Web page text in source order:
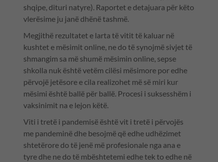
shqipe, dituri natyre). Raportet e detajuara për këto
vlerësime ju janë dhënë tashmë.
Megjithë rezultatet e larta të vitit të kaluar në
kushtet e mësimit online, ne do të synojmë sivjet të
shmangim sa më shumë mësimin online, sepse
shkolla nuk është vetëm cilësi mësimore por edhe
përvojë jetësore e cila realizohet më së miri kur
mësimi është ballë për ballë. Procesi i suksesshëm i
vaksinimit na e lejon këtë.
Viti i tretë i pandemisë është vit i tretë i përvojës
me pandeminë dhe besojmë që edhe udhëzimet
shtetërore do të jenë më profesionale nga ana e
tyre dhe ne do të mbështetemi edhe tek to edhe në